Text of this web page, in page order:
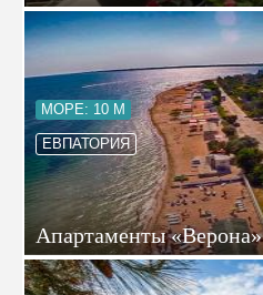
МОРЕ: 10 М
ЕВПАТОРИЯ
Апартаменты «Верона»